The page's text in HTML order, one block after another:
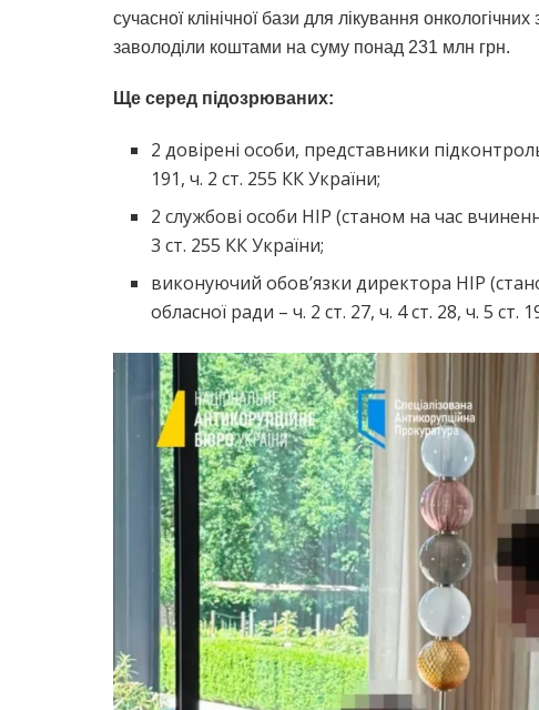
сучасної клінічної бази для лікування
заволоділи коштами на суму понад 231 млн грн.
Ще серед підозрюваних:
2 довірені особи, представники
191, ч. 2 ст. 255 КК України;
2 службові особи НІР (станом на час
3 ст. 255 КК України;
виконуючий обов’язки директора НІР
обласної ради – ч. 2 ст. 27, ч. 4 ст. 28, ч. 5 ст.